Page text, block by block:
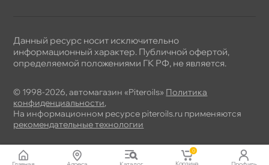
© 1998-2026, автомагазин «Piteroils» Политика
конфиденциальности,
На информационном ресурсе piteroils.ru применяются
рекомендательные технологии
Данный ресурс носит исключительно
информационный характер. Публичной офертой,
определяемой положениями ГК РФ, не является.
0
Корзина